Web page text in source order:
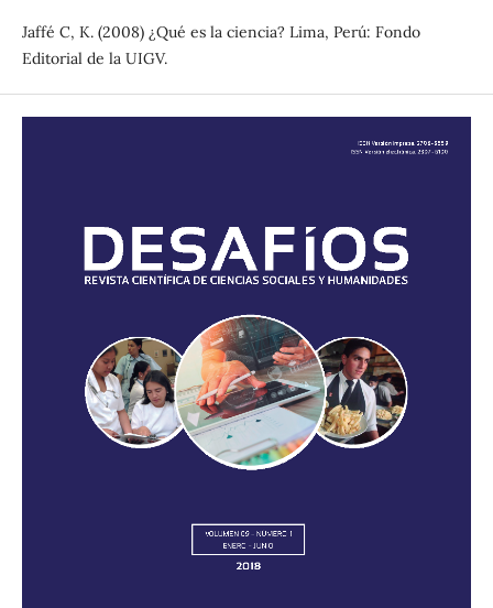
Jaffé C, K. (2008) ¿Qué es la ciencia? Lima, Perú: Fondo
Editorial de la UIGV.